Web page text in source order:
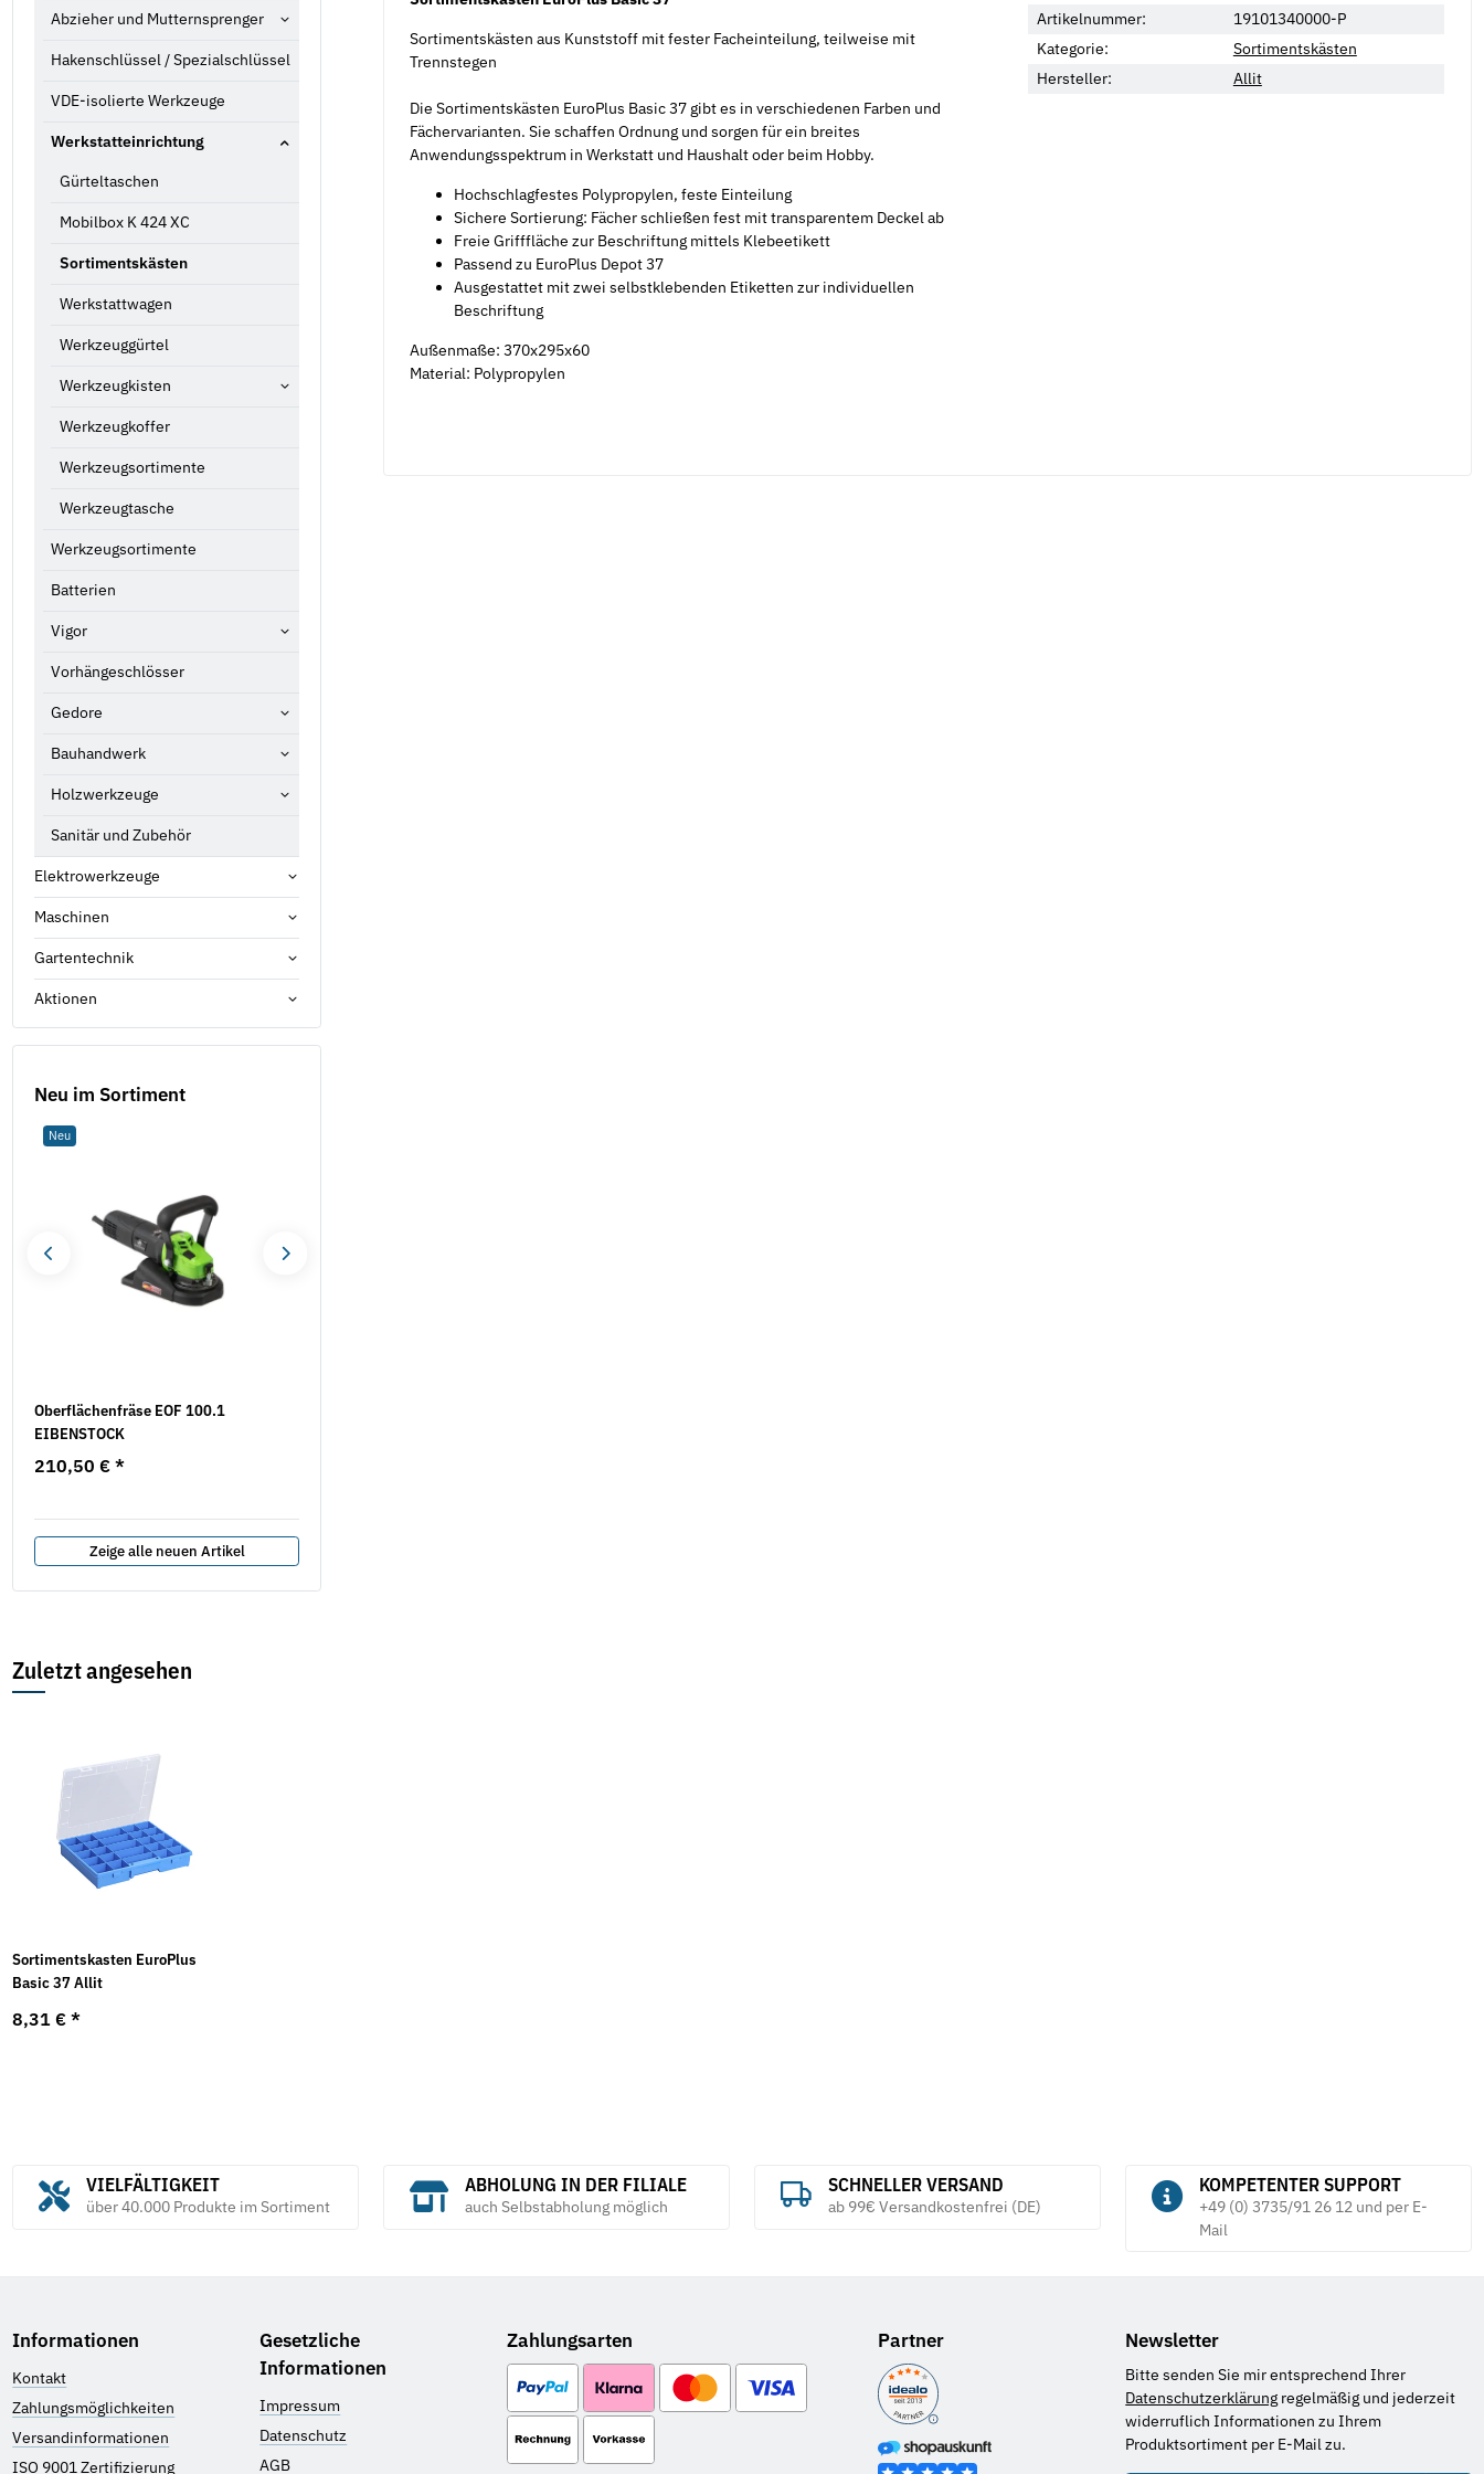
Sortimentskästen aus Kunststoff mit fester Facheinteilung, teilweise mit
Trennstegen
Die Sortimentskästen EuroPlus Basic 37 gibt es in verschiedenen Farben und
Fächervarianten. Sie schaffen Ordnung und sorgen für ein breites
Anwendungsspektrum in Werkstatt und Haushalt oder beim Hobby.
Hochschlagfestes Polypropylen, feste Einteilung
Sichere Sortierung: Fächer schließen fest mit transparentem Deckel ab
Freie Grifffläche zur Beschriftung mittels Klebeetikett
Passend zu EuroPlus Depot 37
Ausgestattet mit zwei selbstklebenden Etiketten zur individuellen
Beschriftung
Außenmaße: 370x295x60
Material: Polypropylen
Artikelnummer:
19101340000-P
Kategorie:
Sortimentskästen
Hersteller:
Allit
Abzieher und Mutternsprenger
Hakenschlüssel / Spezialschlüssel
VDE-isolierte Werkzeuge
Werkstatteinrichtung
Gürteltaschen
Mobilbox K 424 XC
Sortimentskästen
Werkstattwagen
Werkzeuggürtel
Werkzeugkisten
Werkzeugkoffer
Werkzeugsortimente
Werkzeugtasche
Werkzeugsortimente
Batterien
Vigor
Vorhängeschlösser
Gedore
Bauhandwerk
Holzwerkzeuge
Sanitär und Zubehör
Elektrowerkzeuge
Maschinen
Gartentechnik
Aktionen
Neu im Sortiment
Neu
Oberflächenfräse EOF 100.1
EIBENSTOCK
210,50 € *
Zeige alle neuen Artikel
Zuletzt angesehen
Sortimentskasten EuroPlus
Basic 37 Allit
8,31 €*
VIELFÄLTIGKEIT
über 40.000 Produkte im Sortiment
ABHOLUNG IN DER FILIALE
auch Selbstabholung möglich
SCHNELLER VERSAND
ab 99€ Versandkostenfrei (DE)
KOMPETENTER SUPPORT
+49 (0) 3735/91 26 12 und per E-
Mail
Informationen
Kontakt
Zahlungsmöglichkeiten
Versandinformationen
ISO 9001 Zertifizierung
Gesetzliche
Informationen
Impressum
Datenschutz
AGB
Zahlungsarten Partner Newsletter
Bitte senden Sie mir entsprechend Ihrer
Datenschutzerklärung regelmäßig und jederzeit
widerruflich Informationen zu Ihrem
Produktsortiment per E-Mail zu.